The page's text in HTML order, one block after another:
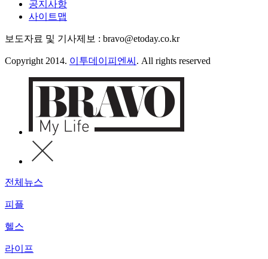
공지사항
사이트맵
보도자료 및 기사제보 : bravo@etoday.co.kr
Copyright 2014. 이투데이피엔씨 . All rights reserved
전체뉴스
피플
헬스
라이프